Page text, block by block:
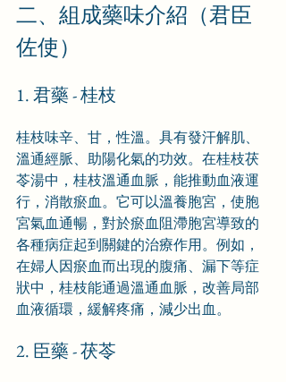
二、組成藥味介紹（君臣
佐使）
1. 君藥 - 桂枝
桂枝味辛、甘，性溫。具有發汗解肌、
溫通經脈、助陽化氣的功效。在桂枝茯
苓湯中，桂枝溫通血脈，能推動血液運
行，消散瘀血。它可以溫養胞宮，使胞
宮氣血通暢，對於瘀血阻滯胞宮導致的
各種病症起到關鍵的治療作用。例如，
在婦人因瘀血而出現的腹痛、漏下等症
狀中，桂枝能通過溫通血脈，改善局部
血液循環，緩解疼痛，減少出血。
2. 臣藥 - 茯苓